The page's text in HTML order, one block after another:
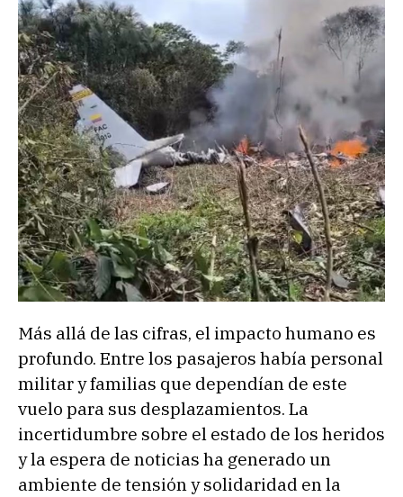
Más allá de las cifras, el impacto humano es
profundo. Entre los pasajeros había personal
militar y familias que dependían de este
vuelo para sus desplazamientos. La
incertidumbre sobre el estado de los heridos
y la espera de noticias ha generado un
ambiente de tensión y solidaridad en la